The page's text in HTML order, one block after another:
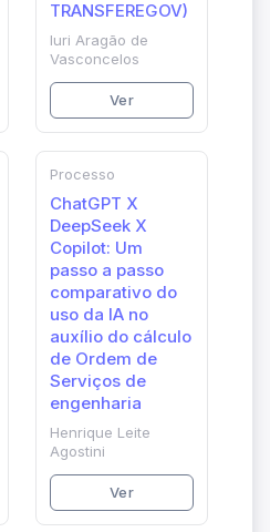
TRANSFEREGOV)
Iuri Aragão de
Vasconcelos
Ver
Processo
ChatGPT X
DeepSeek X
Copilot: Um
passo a passo
comparativo do
uso da IA no
auxílio do cálculo
de Ordem de
Serviços de
engenharia
Henrique Leite
Agostini
Ver